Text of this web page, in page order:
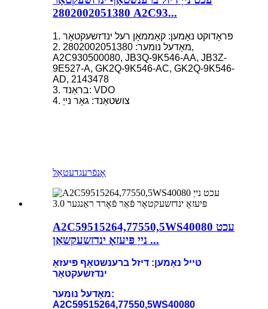
2802002051380 A2C93...
1. פּראָדוקט נאָמען: קאָממאָן רעל ינדזשעקטאָר
2. מאָדעל נומער: 2802002051380,
A2C930500080, JB3Q-9K546-AA, JB3Z-
9E527-A, GK2Q-9K546-AC, GK2Q-9K546-
AD, 2143478
3. בראַנד: VDO
4. צושטאַנד: גאָר נייַ
אָנפֿרעגדעטאַל
A2C59515264,77550,5WS40080 עכט
נייַ פּיעזאָ ינדזשעקשאַן ...
טייל נאָמען: דיזל ברענשטאָף פּיעזאָ
ינדזשעקטאָר
מאָדעל נומער:
A2C59515264,77550,5WS40080